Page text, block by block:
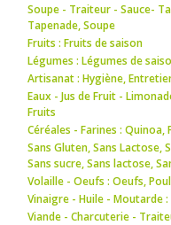
Soupe - Traiteur - Sauce-
Tapenade,Soupe
Fruits : Fruits de saison
Légumes : Légumes de
Artisanat : Hygiène,
Eaux - Jus de Fruit -
Fruits
Céréales - Farines : Quinoa,
Sans Gluten, Sans Lactose,
Sans sucre,Sans lactose,
Volaille - Oeufs : Oeufs,
Vinaigre - Huile - Moutarde
Viande - Charcuterie -